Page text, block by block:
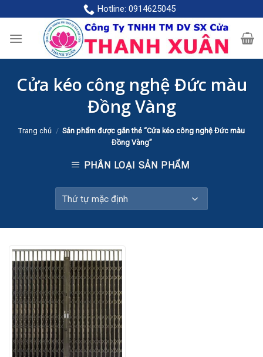
content
Hotline: 0914625045
Cửa kéo công nghệ Đức màu
Đồng Vàng
Trang chủ / Sản phẩm được gắn thẻ “Cửa kéo công nghệ Đức màu
Đồng Vàng”
PHÂN LOẠI SẢN PHẨM